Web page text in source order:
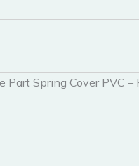
Spring Cover PVC –